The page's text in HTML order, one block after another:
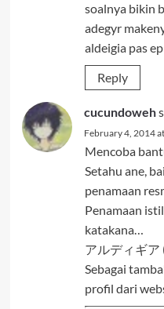
soalnya bikin
adegyr
aldeigia pas
Reply
cucundoweh
February 4, 2014
Mencoba
Setahu ane,
penamaan
Penamaan
katakana…
アルディギ
Sebagai
profil dari